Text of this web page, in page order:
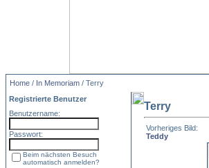
Home / In Memoriam / Terry
Registrierte Benutzer
Benutzername:
Passwort:
Beim nächsten Besuch
automatisch anmelden?
Terry
Vorheriges Bild:
Teddy